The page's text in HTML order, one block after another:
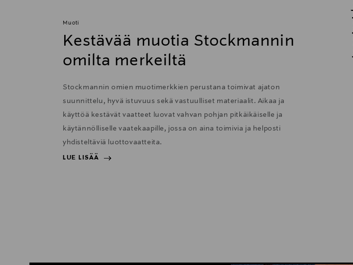
Muoti
Kestävää muotia Stockmannin
omilta merkeiltä
Stockmannin omien muotimerkkien perustana toimivat ajaton
suunnittelu, hyvä istuvuus sekä vastuulliset materiaalit. Aikaa ja
käyttöä kestävät vaatteet luovat vahvan pohjan pitkäikäiselle ja
käytännölliselle vaatekaapille, jossa on aina toimivia ja helposti
yhdisteltäviä luottovaatteita.
LUE LISÄÄ